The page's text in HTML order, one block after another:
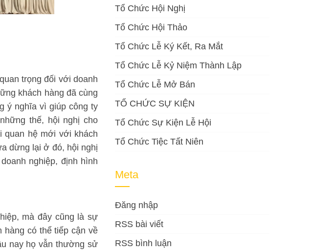
trọng đối với doanh
khách hàng đã cùng
ý nghĩa vì giúp công ty
thế, hội nghị cho
quan hệ mới với khách
dừng lại ở đó, hội nghị
nghiệp, định hình
mà đây cũng là sự
hàng có thể tiếp cận về
nay họ vẫn thường sử
Tổ Chức Hội Nghị
Tổ Chức Hội Thảo
Tổ Chức Lễ Ký Kết, Ra Mắt
Tổ Chức Lễ Kỷ Niệm Thành Lập
Tổ Chức Lễ Mở Bán
TỔ CHỨC SỰ KIỆN
Tổ Chức Sự Kiện Lễ Hội
Tổ Chức Tiệc Tất Niên
Meta
Đăng nhập
RSS bài viết
RSS bình luận